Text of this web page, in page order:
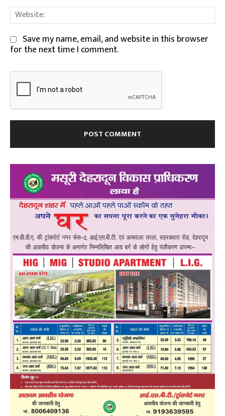
Save my name, email, and website in this browser
for the next time I comment.